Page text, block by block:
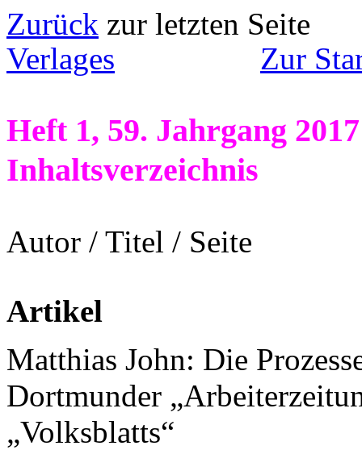
Zurück zur letzten
Verlages
Zur
Heft 1, 59. Jahrgang
Inhaltsverzeichnis
Autor / Titel / Seite
Artikel
Matthias John: Die
Dortmunder
„Volksblatts“